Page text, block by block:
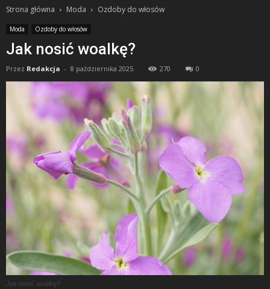
Strona główna Moda Ozdoby do włosów
Moda Ozdoby do włosów
Jak nosić woalkę?
Przez Redakcja - 8 października 2025 270 0
Jak nosić woalkę?